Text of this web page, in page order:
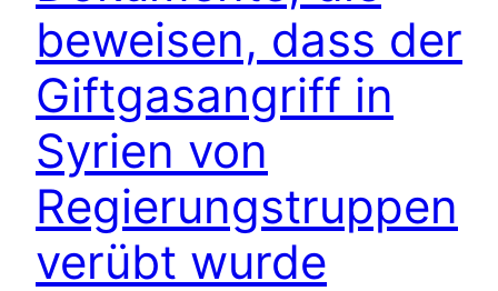
beweisen, dass der
Giftgasangriff in
Syrien von
Regierungstruppen
verübt wurde